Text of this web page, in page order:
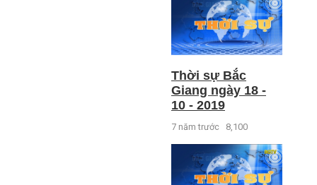
Thời sự Bắc
Giang ngày 18 -
10 - 2019
7 năm trước 8,100